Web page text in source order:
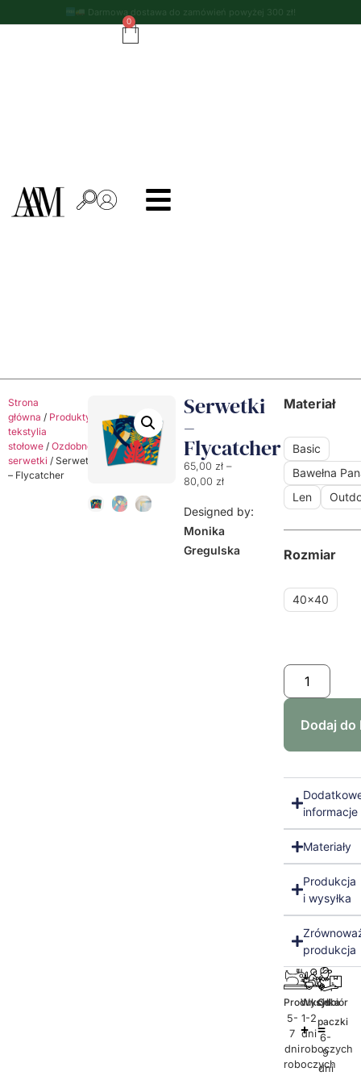
Darmowa dostawa do zamówień powyżej 300 zł!
0
Strona
główna / Produkty
Dekoracyjne
tekstylia
stołowe / Ozdobne
serwetki / Serwetki
– Flycatcher
Serwetki
–
Flycatcher
65,00 zł –
80,00 zł
Designed by:
Monika
Gregulska
Materiał
Basic
Bawełna
Len
Rozmiar
40x40
Dodaj do
informacje
Materiały
Produkcja
i wysyłka
produkcja
Produkcja
5-
7
dni
roboczych
Wysyłka
1-2
dni
roboczych
Odbiór
paczki
6-
9
dni